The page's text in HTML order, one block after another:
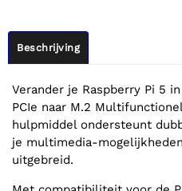
Beschrijving
Verander je Raspberry Pi 5
PCIe naar M.2
hulpmiddel ondersteunt
je multimedia-
uitgebreid.